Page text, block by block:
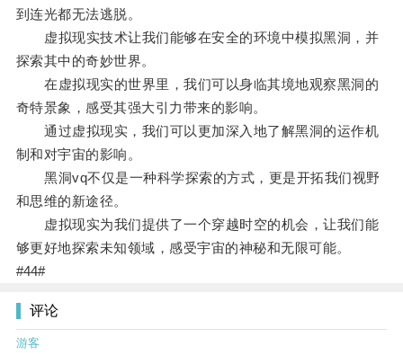
到连光都无法逃脱。
虚拟现实技术让我们能够在安全的环境中模拟黑洞，并
探索其中的奇妙世界。
在虚拟现实的世界里，我们可以身临其境地观察黑洞的
奇特景象，感受其强大引力带来的影响。
通过虚拟现实，我们可以更加深入地了解黑洞的运作机
制和对宇宙的影响。
黑洞vq不仅是一种科学探索的方式，更是开拓我们视野
和思维的新途径。
虚拟现实为我们提供了一个穿越时空的机会，让我们能
够更好地探索未知领域，感受宇宙的神秘和无限可能。
#44#
评论
游客